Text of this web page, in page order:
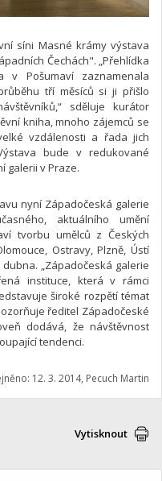
síni Masné krámy výstava
Čechách". „Přehlídka
v Pošumaví zaznamenala
tří měsíců si ji přišlo
sděluje kurátor
kniha, mnoho zájemců se
vzdálenosti a řada jich
bude v redukované
galerii v Praze.
nyní Západočeská galerie
aktuálního umění
tvorbu umělců z Českých
Ostravy, Plzně, Ústí
„Západočeská galerie
instituce, která v rámci
široké rozpětí témat
ředitel Západočeské
dodává, že návštěvnost
tendenci.
12. 3. 2014, Pecuch Martin
Vytisknout